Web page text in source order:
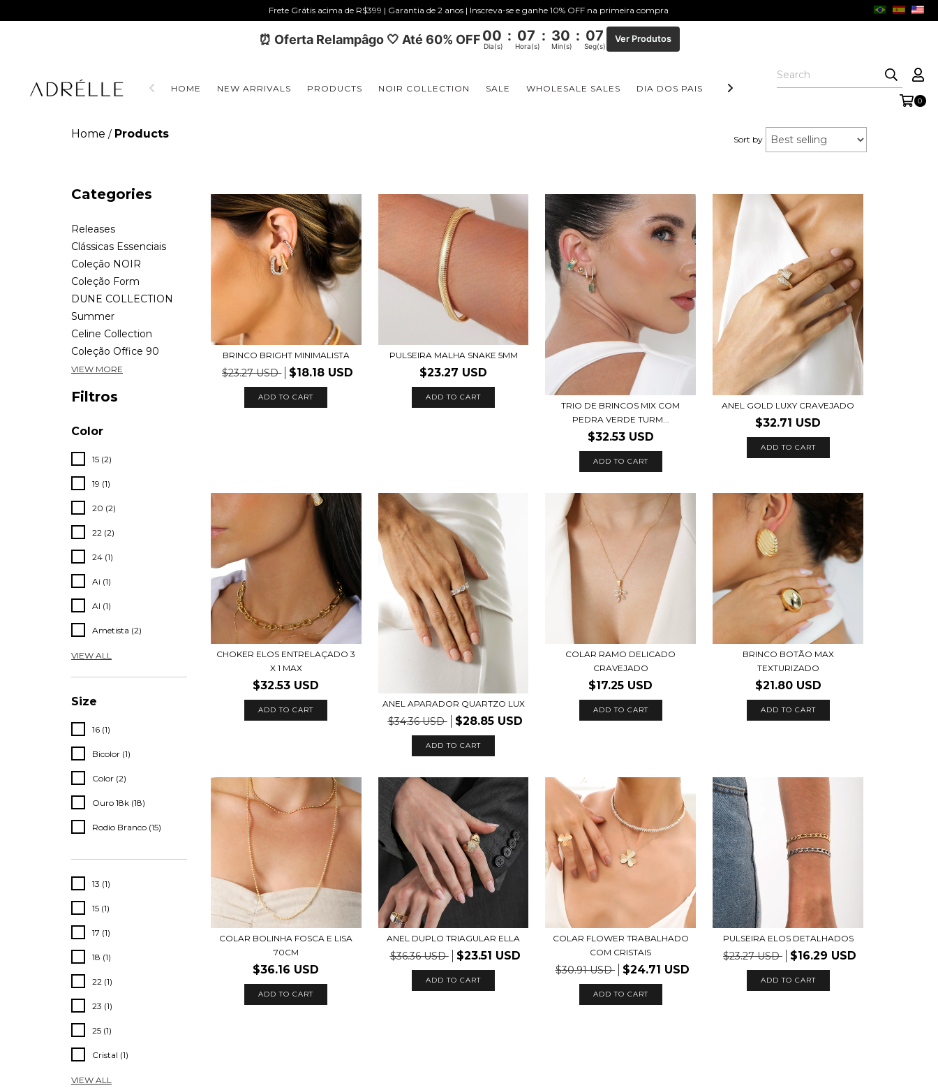
Frete Grátis acima de R$399 | Garantia de 2 anos | Inscreva-se e ganhe 10% OFF na primeira compra
⏰ Oferta Relampâgo 🤍 Até 60% OFF00 : 07 : 30 : 06
Dia(s) Hora(s) Min(s) Seg(s)
Ver Produtos
HOME NEW ARRIVALS PRODUCTS NOIR COLLECTION SALE WHOLESALE SALES DIA DOS PAIS COLEÇÃO AURORA FORM COLLECTION
0
Home / Products Sort by
Categories
Releases
Clássicas Essenciais
Coleção NOIR
Coleção Form
DUNE COLLECTION
Summer
Celine Collection
Coleção Office 90
VIEW MORE
Filtros
Color
15 (2)
19 (1)
20 (2)
22 (2)
24 (1)
Ai (1)
Al (1)
Ametista (2)
VIEW ALL
Size
16 (1)
Bicolor (1)
Color (2)
Ouro 18k (18)
Rodio Branco (15)
13 (1)
15 (1)
17 (1)
18 (1)
22 (1)
23 (1)
25 (1)
Cristal (1)
VIEW ALL
BRINCO BRIGHT MINIMALISTA
$23.27 USD $18.18 USD
ADD TO CART
PULSEIRA MALHA SNAKE 5MM
$23.27 USD
ADD TO CART
TRIO DE BRINCOS MIX COM
PEDRA VERDE TURM...
$32.53 USD
ADD TO CART
ANEL GOLD LUXY CRAVEJADO
$32.71 USD
ADD TO CART
CHOKER ELOS ENTRELAÇADO 3
X 1 MAX
$32.53 USD
ANEL APARADOR QUARTZO LUX
$34.36 USD $28.85 USD
ADD TO CART
COLAR RAMO DELICADO
CRAVEJADO
$17.25 USD
ADD TO CART
BRINCO BOTÃO MAX
TEXTURIZADO
$21.80 USD
ADD TO CART
COLAR BOLINHA FOSCA E LISA
70CM
$36.16 USD
ADD TO CART
ANEL DUPLO TRIAGULAR ELLA
$36.36 USD $23.51 USD
ADD TO CART
COLAR FLOWER TRABALHADO
COM CRISTAIS
$30.91 USD $24.71 USD
ADD TO CART
PULSEIRA ELOS DETALHADOS
$23.27 USD $16.29 USD
ADD TO CART